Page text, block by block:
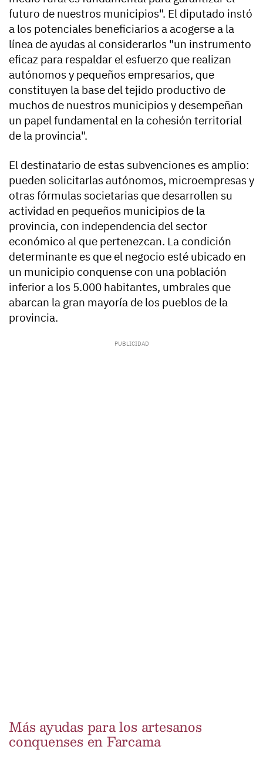
futuro de nuestros municipios". El diputado instó
a los potenciales beneficiarios a acogerse a la
línea de ayudas al considerarlos "un instrumento
eficaz para respaldar el esfuerzo que realizan
autónomos y pequeños empresarios, que
constituyen la base del tejido productivo de
muchos de nuestros municipios y desempeñan
un papel fundamental en la cohesión territorial
de la provincia".
El destinatario de estas subvenciones es amplio:
pueden solicitarlas autónomos, microempresas y
otras fórmulas societarias que desarrollen su
actividad en pequeños municipios de la
provincia, con independencia del sector
económico al que pertenezcan. La condición
determinante es que el negocio esté ubicado en
un municipio conquense con una población
inferior a los 5.000 habitantes, umbrales que
abarcan la gran mayoría de los pueblos de la
provincia.
Más ayudas para los artesanos
conquenses en Farcama